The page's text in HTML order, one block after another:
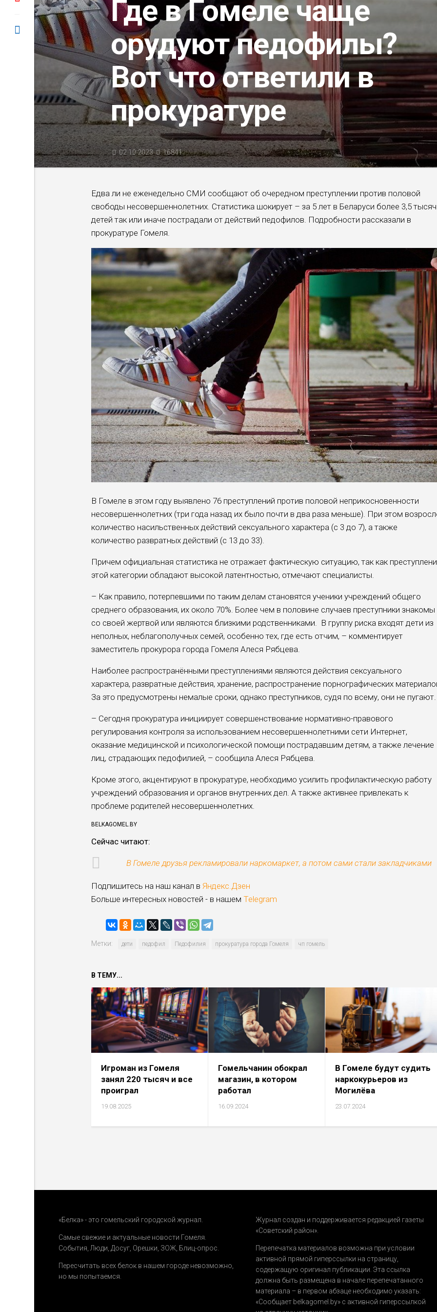
Где в Гомеле чаще
орудуют педофилы?
Вот что ответили в
прокуратуре
02.10.2023 16841
Едва ли не еженедельно СМИ сообщают об очередном преступлении против половой
свободы несовершеннолетних. Статистика шокирует – за 5 лет в Беларуси более 3,5
детей так или иначе пострадали от действий педофилов. Подробности рассказали в
прокуратуре Гомеля.
В Гомеле в этом году выявлено 76 преступлений против половой неприкосновенности
несовершеннолетних (три года назад их было почти в два раза меньше). При этом
количество насильственных действий сексуального характера (с 3 до 7), а также
количество развратных действий (с 13 до 33).
Причем официальная статистика не отражает фактическую ситуацию, так как
этой категории обладают высокой латентностью, отмечают специалисты.
– Как правило, потерпевшими по таким делам становятся ученики учреждений общего
среднего образования, их около 70%. Более чем в половине случаев преступники знакомы
со своей жертвой или являются близкими родственниками. В группу риска входят дети из
неполных, неблагополучных семей, особенно тех, где есть отчим, – комментирует
заместитель прокурора города Гомеля Алеся Рябцева.
Наиболее распространёнными преступлениями являются действия сексуального
характера, развратные действия, хранение, распространение порнографических
За это предусмотрены немалые сроки, однако преступников, судя по всему, они не пугают.
– Сегодня прокуратура инициирует совершенствование нормативно-правового
регулирования контроля за использованием несовершеннолетними сети Интернет,
оказание медицинской и психологической помощи пострадавшим детям, а также лечение
лиц, страдающих педофилией, – сообщила Алеся Рябцева.
Кроме этого, акцентируют в прокуратуре, необходимо усилить профилактическую работу
учреждений образования и органов внутренних дел. А также активнее привлекать к
проблеме родителей несовершеннолетних.
BELKAGOMEL.BY
Сейчас читают:
В Гомеле друзья рекламировали наркомаркет, а потом сами стали закладчиками
Подпишитесь на наш канал в Яндекс.Дзен
Больше интересных новостей - в нашем Telegram
Метки: дети педофил Педофилия прокуратура города Гомеля чп гомель
В ТЕМУ...
Игроман из Гомеля
занял 220 тысяч и все
проиграл
19.08.2025
Гомельчанин обокрал
магазин, в котором
работал
16.09.2024
В Гомеле будут судить
наркокурьеров из
Могилёва
23.07.2024
«Белка» - это гомельский городской журнал.
Самые свежие и актуальные новости Гомеля.
События Люди Досуг Орешки ЗОЖ Блиц-опрос
Пересчитать всех белок в нашем городе невозможно,
но мы попытаемся.
Журнал создан и поддерживается редакцией газеты
«Советский район».
Перепечатка материалов возможна при условии
активной прямой гиперссылки на страницу,
содержащую оригинал публикации. Эта ссылка
должна быть размещена в начале перепечатанного
материала – в первом абзаце необходимо указать:
«Сообщает belkagomel.by»с активной гиперссылкой